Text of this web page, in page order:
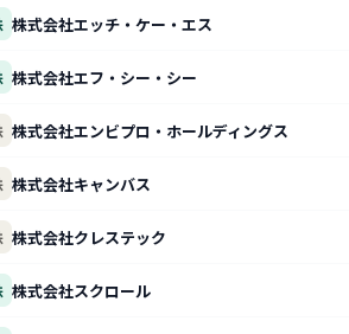
株式会社エッチ・ケー・エス
株式会社エフ・シー・シー
株式会社エンビプロ・ホールディングス
株式会社キャンバス
株式会社クレステック
株式会社スクロール